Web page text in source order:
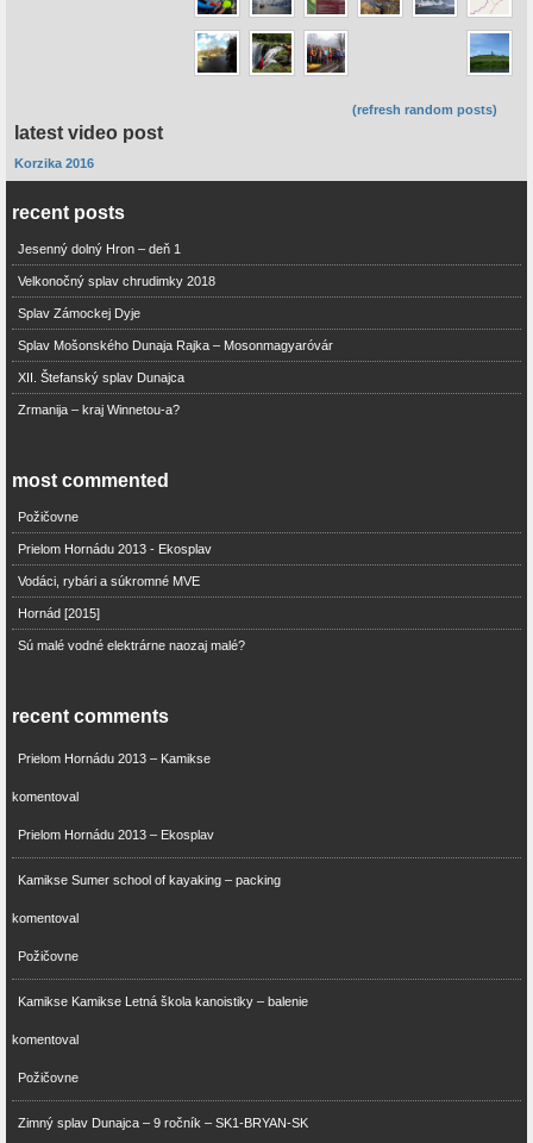
(refresh random posts)
latest video post
Korzika 2016
recent posts
Jesenný dolný Hron – deň 1
Velkonočný splav chrudimky 2018
Splav Zámockej Dyje
Splav Mošonského Dunaja Rajka – Mosonmagyaróvár
XII. Štefanský splav Dunajca
Zrmanija – kraj Winnetou-a?
most commented
Požičovne
Prielom Hornádu 2013 - Ekosplav
Vodáci, rybári a súkromné MVE
Hornád [2015]
Sú malé vodné elektrárne naozaj malé?
recent comments
Prielom Hornádu 2013 – Kamikse
komentoval
Prielom Hornádu 2013 – Ekosplav
Kamikse Sumer school of kayaking – packing
komentoval
Požičovne
Kamikse Kamikse Letná škola kanoistiky – balenie
komentoval
Požičovne
Zimný splav Dunajca – 9 ročník – SK1-BRYAN-SK